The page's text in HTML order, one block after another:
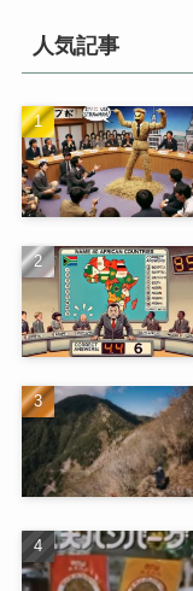
人気記事